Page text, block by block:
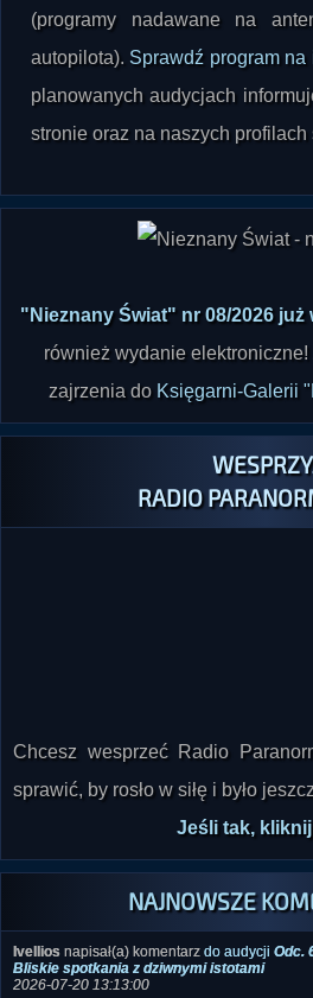
autopilota). Sprawdź program na
planowanych audycjach
stronie oraz na naszych profilach
również wydanie
zajrzenia doKsięgarni-Galerii
RADIO
sprawić, by rosło w siłę i było
Jeśli tak,
NAJNOWSZE
napisał(a) komentarzdo audycjiOdc.
uważny słuchacz napisał(a) komentarz
Nieznanego